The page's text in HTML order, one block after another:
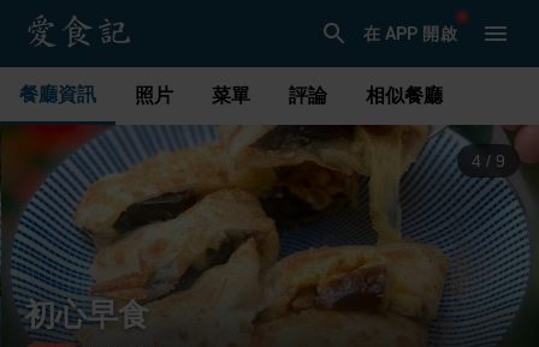
在 APP 開啟
餐廳資訊 照片 菜單 評論 相似餐廳
4 / 9
初心早食